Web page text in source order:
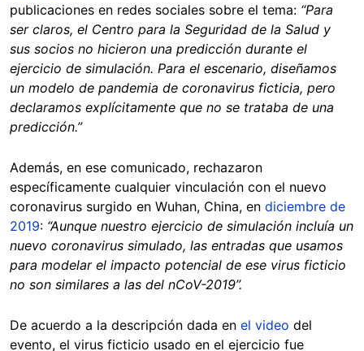
publicaciones en redes sociales sobre el tema: “Para
ser claros, el Centro para la Seguridad de la Salud y
sus socios no hicieron una predicción durante el
ejercicio de simulación. Para el escenario, diseñamos
un modelo de pandemia de coronavirus ficticia, pero
declaramos explícitamente que no se trataba de una
predicción.”
Además, en ese comunicado, rechazaron
específicamente cualquier vinculación con el nuevo
coronavirus surgido en Wuhan, China, en diciembre de
2019: “Aunque nuestro ejercicio de simulación incluía un
nuevo coronavirus simulado, las entradas que usamos
para modelar el impacto potencial de ese virus ficticio
no son similares a las del nCoV-2019”.
De acuerdo a la descripción dada en el video del
evento, el virus ficticio usado en el ejercicio fue